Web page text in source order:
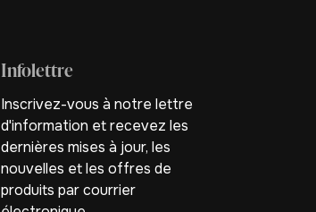
Infolettre
Inscrivez-vous à notre lettre
d'information et recevez les
dernières mises à jour, les
nouvelles et les offres de
produits par courrier